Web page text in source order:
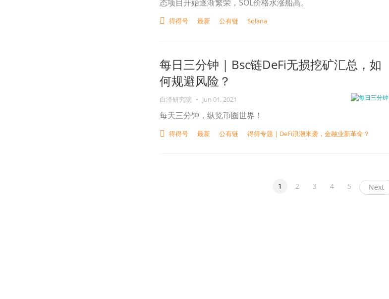
态项目开始逐渐繁荣，SOL价格水涨船高。
得得号 最新 公有链 Solana
每日三分钟 | Bsc链DeFi无损挖矿汇总，如
何规避风险？
白泽研究院 • Jun 01, 2021
每天三分钟，纵览币圈世界！
得得号 最新 公有链 得得专题 | DeFi浪潮来袭，金融业新革命？
1 2 3 4 5 Next